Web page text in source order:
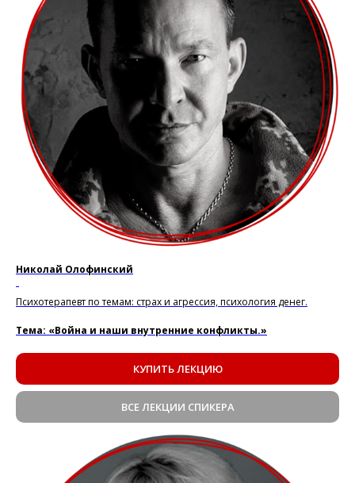
Николай Олофинский
Психотерапевт по темам: страх и агрессия, психология денег.
Тема: «Война и наши внутренние конфликты.»
КУПИТЬ ЛЕКЦИЮ
ВСЕ ЛЕКЦИИ СПИКЕРА